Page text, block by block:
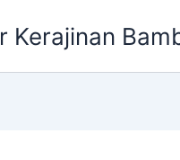
Kerajinan